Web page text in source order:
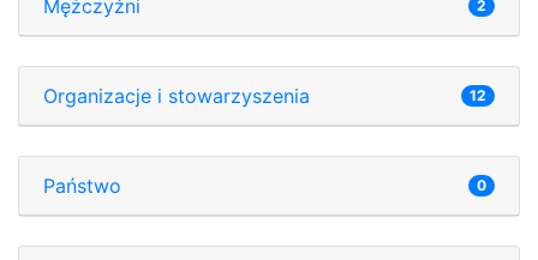
Mężczyźni 2
Organizacje i stowarzyszenia 12
Państwo 0